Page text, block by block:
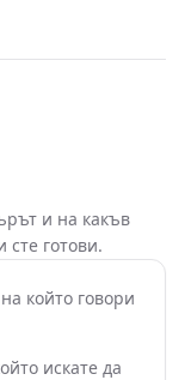
и на какъв
сте готови.
който говори
искате да